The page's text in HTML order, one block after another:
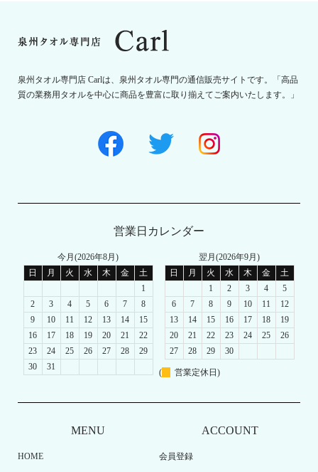
泉州タオル専門店 Carlは、泉州タオル専門の通信販売サイトです。「高品
質の業務用タオルを中心に商品を豊富に取り揃えてご案内いたします。」
営業日カレンダー
今月(2026年8月)
日
月 火 水 木 金
土
1
2
3 4 5 6 7
8
9
10 11 12 13 14
15
16
17 18 19 20 21
22
23
24 25 26 27 28
29
30
31
翌月(2026年9月)
日
月 火 水 木 金
土
1
2 3 4
5
6
7 8 9 10 11
12
13
14 15 16 17 18
19
20
21 22 23 24 25
26
27
28 29 30
( 営業定休日)
MENU
HOME
ACCOUNT
会員登録